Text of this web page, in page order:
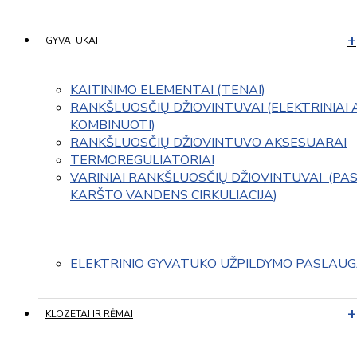
GYVATUKAI
KAITINIMO ELEMENTAI (TENAI)
RANKŠLUOSČIŲ DŽIOVINTUVAI (ELEKTRINIAI
KOMBINUOTI)
RANKŠLUOSČIŲ DŽIOVINTUVO AKSESUARAI
TERMOREGULIATORIAI
VARINIAI RANKŠLUOSČIŲ DŽIOVINTUVAI
KARŠTO VANDENS CIRKULIACIJA)
ELEKTRINIO GYVATUKO UŽPILDYMO
KLOZETAI IR RĖMAI